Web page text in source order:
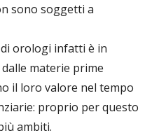
sono soggetti a
orologi infatti è in
materie prime
il loro valore nel tempo
proprio per questo
ambiti.